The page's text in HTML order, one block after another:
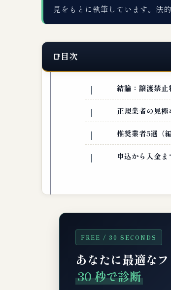
見をもとに執筆しています。法
目次
結論：譲渡禁
正規業者の見極
推奨業者5選（
申込から入金
FREE / 30 SECONDS
あなたに最適な
30 秒で診断